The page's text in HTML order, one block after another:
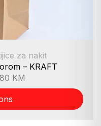
za nakit
– KRAFT
KM